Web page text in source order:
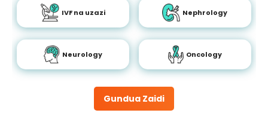
Gundua Zaidi
IVF na uzazi Nephrology
Neurology Oncology